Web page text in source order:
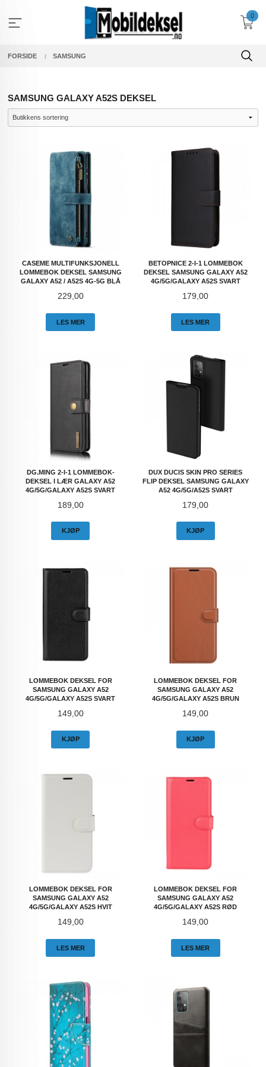
innholdet
0
FORSIDE SAMSUNG
SAMSUNG GALAXY A52S DEKSEL
CASEME MULTIFUNKSJONELL
LOMMEBOK DEKSEL SAMSUNG
GALAXY A52 / A52S 4G-5G BLÅ
Pris
229,00
LES MER
BETOPNICE 2-I-1 LOMMEBOK
DEKSEL SAMSUNG GALAXY A52
4G/5G/GALAXY A52S SVART
Pris
179,00
LES MER
DG.MING 2-I-1 LOMMEBOK-
DEKSEL I LÆR GALAXY A52
4G/5G/GALAXY A52S SVART
Pris
189,00
KJØP
DUX DUCIS SKIN PRO SERIES
FLIP DEKSEL SAMSUNG GALAXY
A52 4G/5G/A52S SVART
Pris
179,00
KJØP
LOMMEBOK DEKSEL FOR
SAMSUNG GALAXY A52
4G/5G/GALAXY A52S SVART
Pris
149,00
KJØP
LOMMEBOK DEKSEL FOR
SAMSUNG GALAXY A52
4G/5G/GALAXY A52S BRUN
Pris
149,00
KJØP
LOMMEBOK DEKSEL FOR
SAMSUNG GALAXY A52
4G/5G/GALAXY A52S HVIT
Pris
149,00
LES MER
LOMMEBOK DEKSEL FOR
SAMSUNG GALAXY A52
4G/5G/GALAXY A52S RØD
Pris
149,00
LES MER